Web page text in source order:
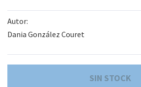
Autor:
Dania González Couret